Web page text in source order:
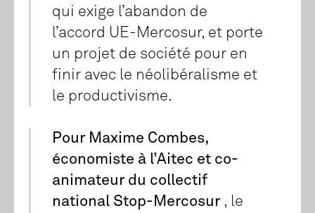
qui exige l’abandon de
l’accord UE-Mercosur, et porte
un projet de société pour en
finir avec le néolibéralisme et
le productivisme.
Pour Maxime Combes,
économiste à l’Aitec et co-
animateur du collectif
national Stop-Mercosur , le